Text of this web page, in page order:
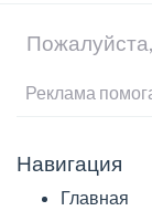
Навигация
Главная